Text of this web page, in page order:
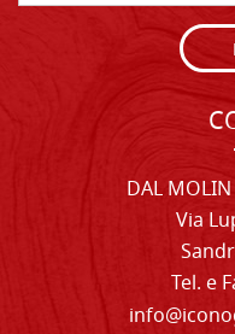
DAL MOLIN
Via
Tel. e